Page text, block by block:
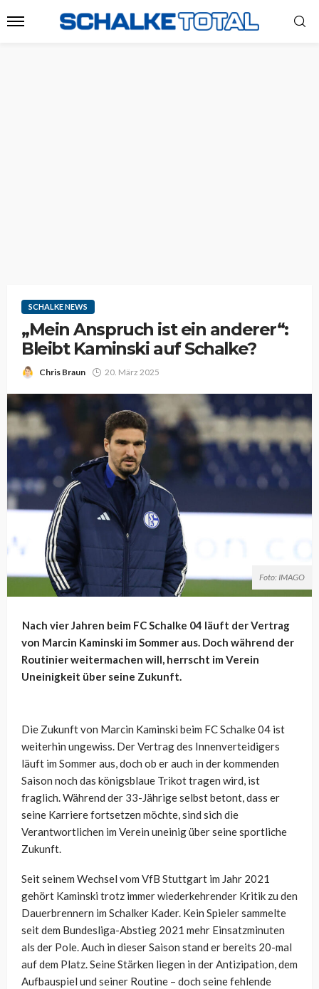
SCHALKE NEWS
„Mein Anspruch ist ein anderer“:
Bleibt Kaminski auf Schalke?
Chris Braun 20. März 2025
Foto: IMAGO
Nach vier Jahren beim FC Schalke 04 läuft der Vertrag
von Marcin Kaminski im Sommer aus. Doch während der
Routinier weitermachen will, herrscht im Verein
Uneinigkeit über seine Zukunft.
Die Zukunft von Marcin Kaminski beim FC Schalke 04 ist
weiterhin ungewiss. Der Vertrag des Innenverteidigers
läuft im Sommer aus, doch ob er auch in der kommenden
Saison noch das königsblaue Trikot tragen wird, ist
fraglich. Während der 33-Jährige selbst betont, dass er
seine Karriere fortsetzen möchte, sind sich die
Verantwortlichen im Verein uneinig über seine sportliche
Zukunft.
Seit seinem Wechsel vom VfB Stuttgart im Jahr 2021
gehört Kaminski trotz immer wiederkehrender Kritik zu den
Dauerbrennern im Schalker Kader. Kein Spieler sammelte
seit dem Bundesliga-Abstieg 2021 mehr Einsatzminuten
als der Pole. Auch in dieser Saison stand er bereits 20-mal
auf dem Platz. Seine Stärken liegen in der Antizipation, dem
Aufbauspiel und seiner Routine – doch seine fehlende